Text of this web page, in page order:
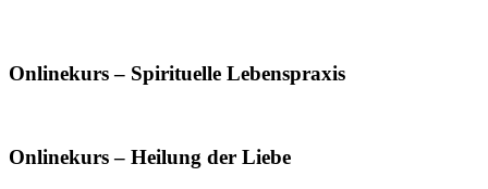
Onlinekurs – Spirituelle Lebenspraxis
Onlinekurs – Heilung der Liebe